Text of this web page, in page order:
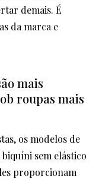
demais. É
da marca e
mais
roupas mais
os modelos de
sem elástico
proporcionam